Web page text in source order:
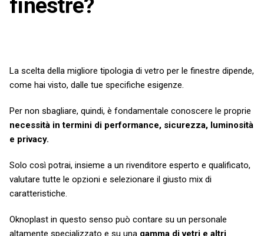
finestre?
La scelta della migliore tipologia di vetro per le finestre dipende,
come hai visto, dalle tue specifiche esigenze.
Per non sbagliare, quindi, è fondamentale conoscere le proprie
necessità in termini di performance, sicurezza, luminosità
e privacy.
Solo così potrai, insieme a un rivenditore esperto e qualificato,
valutare tutte le opzioni e selezionare il giusto mix di
caratteristiche.
Oknoplast in questo senso può contare su un personale
altamente specializzato e su una gamma di vetri e altri